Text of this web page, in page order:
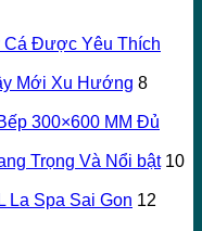
Cá Được Yêu Thích
Mới Xu Hướng 8
300×600 MM Đủ
Trọng Và Nổi bật 10
La Spa Sai Gon 12